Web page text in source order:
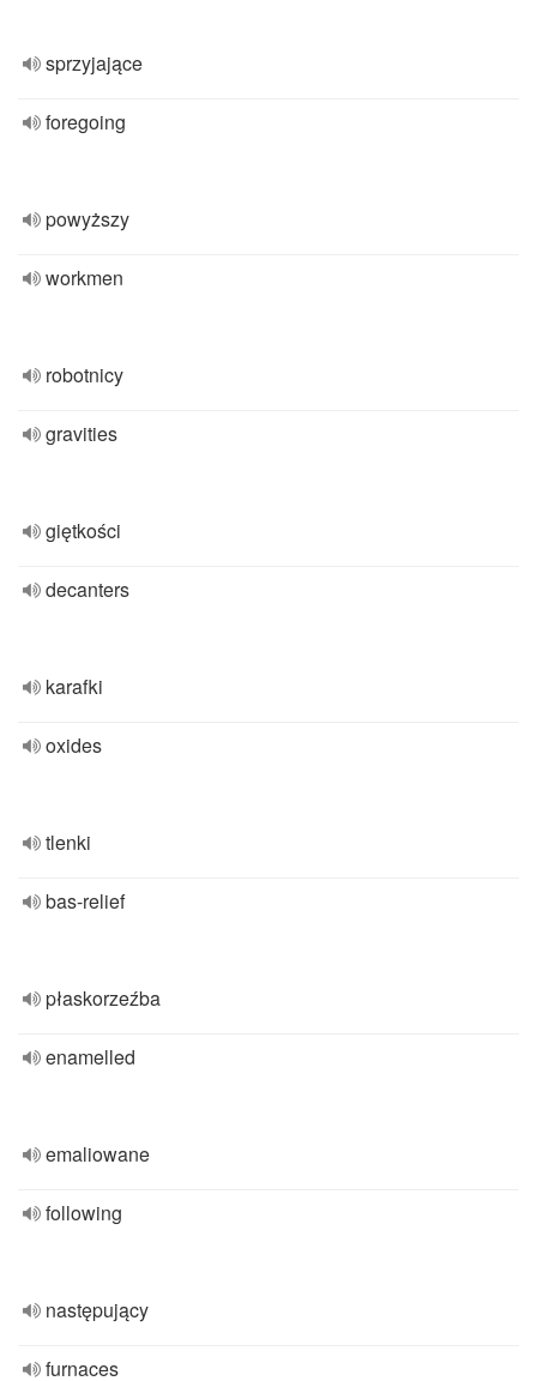
sprzyjające
foregoing
powyższy
workmen
robotnicy
gravities
giętkości
decanters
karafki
oxides
tlenki
bas-relief
płaskorzeźba
enamelled
emaliowane
following
następujący
furnaces